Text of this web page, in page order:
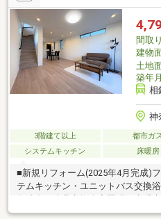
間取り
建物
土地
築年月
相
神
3階建て以上 都市ガ
システムキッチン
床暖房
■新規リフォーム(2025年4月完成)
テムキッチン・ユニットバス交換
ひろびろとしたLDK■全居室クロー